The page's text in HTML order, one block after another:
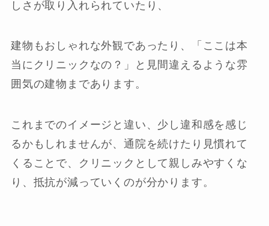
しさが取り入れられていたり、
建物もおしゃれな外観であったり、「ここは本
当にクリニックなの？」と見間違えるような雰
囲気の建物まであります。
これまでのイメージと違い、少し違和感を感じ
るかもしれませんが、通院を続けたり見慣れて
くることで、クリニックとして親しみやすくな
り、抵抗が減っていくのが分かります。